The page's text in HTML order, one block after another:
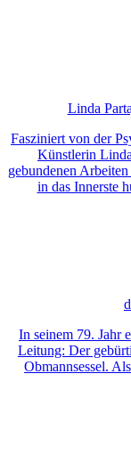
Linda
Fasziniert von der
Künstlerin
gebundenen
in das Innerste
In seinem 79. Jahr
Leitung: Der
Obmannsessel.